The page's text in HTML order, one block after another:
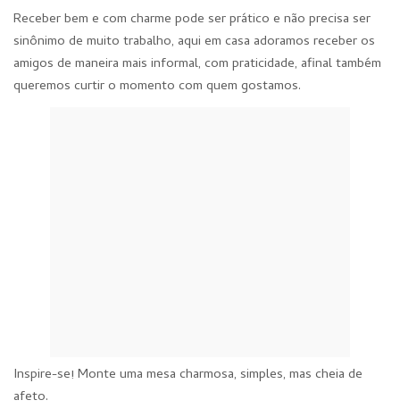
Receber bem e com charme pode ser prático e não precisa ser
sinônimo de muito trabalho, aqui em casa adoramos receber os
amigos de maneira mais informal, com praticidade, afinal também
queremos curtir o momento com quem gostamos.
Inspire-se! Monte uma mesa charmosa, simples, mas cheia de
afeto.